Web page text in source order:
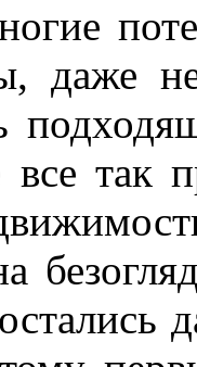
даже
так